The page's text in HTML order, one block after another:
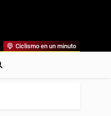
De Referencia.
Ciclismo en un minuto